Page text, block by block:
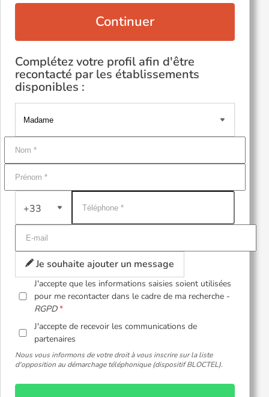
Continuer
Complétez votre profil afin d'être
recontacté par les établissements
disponibles :
+33
Je souhaite ajouter un message
J'accepte que les informations saisies soient utilisées
pour me recontacter dans le cadre de ma recherche -
RGPD
J'accepte de recevoir les communications de
partenaires
Nous vous informons de votre droit à vous inscrire sur la liste
d'opposition au démarchage téléphonique (dispositif BLOCTEL).